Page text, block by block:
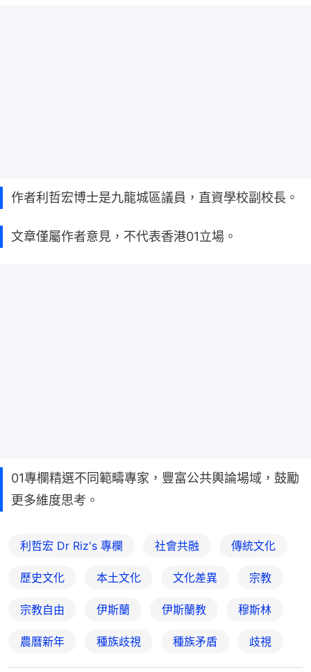
作者利哲宏博士是九龍城區議員，直資學校副校長。
文章僅屬作者意見，不代表香港01立場。
01專欄精選不同範疇專家，豐富公共輿論場域，鼓勵
更多維度思考。
利哲宏 Dr Riz's 專欄 社會共融 傳統文化
歷史文化 本土文化 文化差異 宗教
宗教自由 伊斯蘭 伊斯蘭教 穆斯林
農曆新年 種族歧視 種族矛盾 歧視